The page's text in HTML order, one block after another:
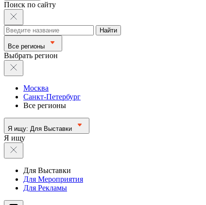
Поиск по сайту
Найти
Все регионы
Выбрать регион
Москва
Санкт-Петербург
Все регионы
Я ищу: Для Выставки
Я ищу
Для Выставки
Для Мероприятия
Для Рекламы